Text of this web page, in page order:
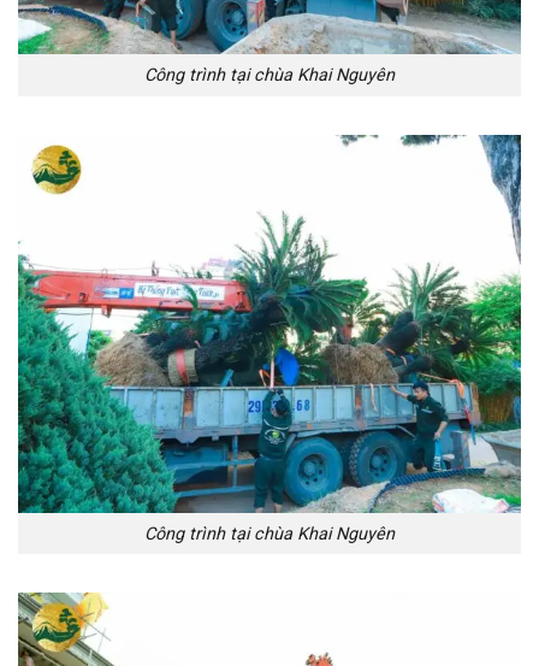
Công trình tại chùa Khai Nguyên
Công trình tại chùa Khai Nguyên